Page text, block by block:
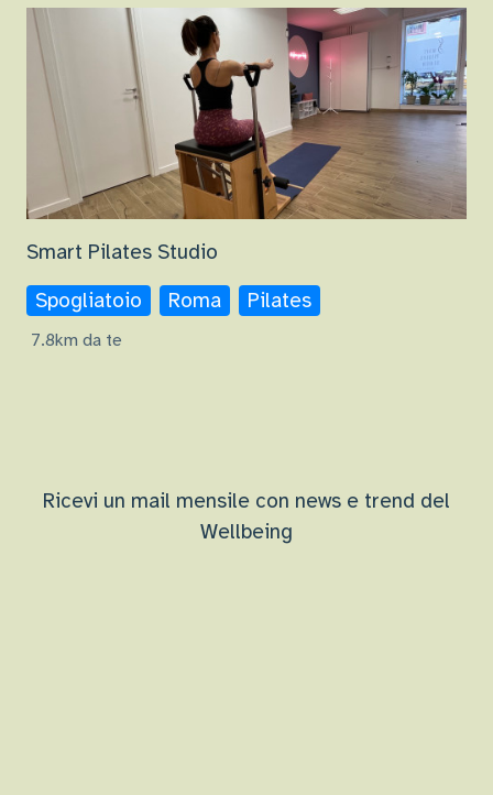
Smart Pilates Studio
Spogliatoio
Roma Pilates
7.8km da te
Ricevi un mail mensile con news e trend del
Wellbeing